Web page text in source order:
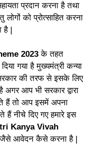
प्रदान करना है तथा
को प्रोत्साहित करना
है |
2023 के तहत
दिया गया है मुख्यमंत्री कन्या
की तरफ से इसके लिए
अगर आप भी सरकार द्वारा
हैं तो आप इसमें अपना
हैं नीचे दिए गए हमारे इस
Kanya Vivah
जैसे आवेदन कैसे करना है |